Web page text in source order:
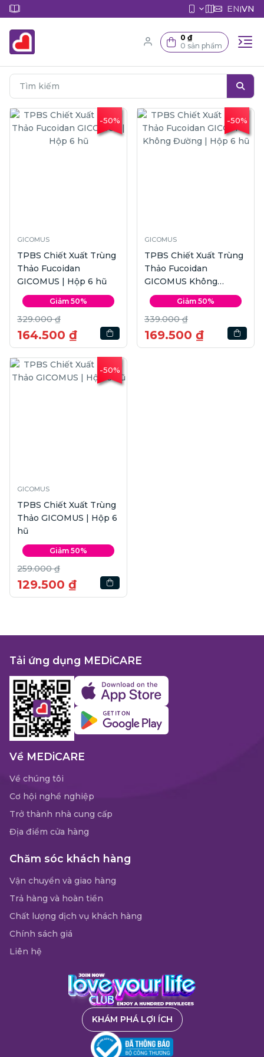
EN|VN
0 ₫
0 sản phẩm
-50%
GICOMUS
TPBS Chiết Xuất Trùng
Thảo Fucoidan
GICOMUS | Hộp 6 hũ
Giảm 50%
329.000 ₫
164.500 ₫
-50%
GICOMUS
TPBS Chiết Xuất Trùng
Thảo Fucoidan
GICOMUS Không
Đường | Hộp 6 hũ
Giảm 50%
339.000 ₫
169.500 ₫
-50%
GICOMUS
TPBS Chiết Xuất Trùng
Thảo GICOMUS | Hộp 6
hũ
Giảm 50%
259.000 ₫
129.500 ₫
Tải ứng dụng MEDiCARE
Về MEDiCARE
Về chúng tôi
Cơ hội nghề nghiệp
Trở thành nhà cung cấp
Địa điểm cửa hàng
Chăm sóc khách hàng
Vận chuyển và giao hàng
Trả hàng và hoàn tiền
Chất lượng dịch vụ khách hàng
Chính sách giá
Liên hệ
KHÁM PHÁ LỢI ÍCH